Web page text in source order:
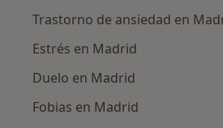
Trastorno de ansiedad en
Estrés en Madrid
Duelo en Madrid
Fobias en Madrid